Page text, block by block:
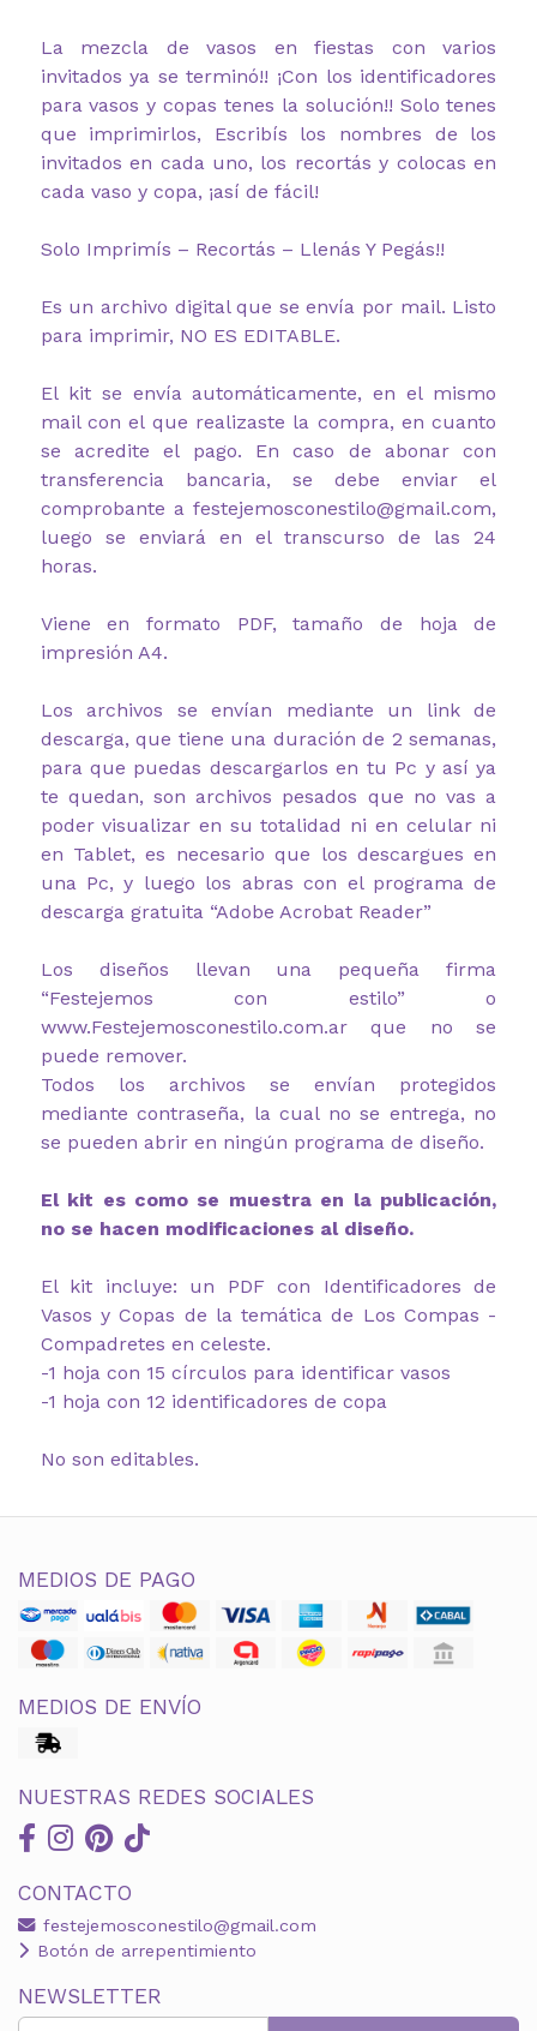
La mezcla de vasos en fiestas con varios
invitados ya se terminó!! ¡Con los identificadores
para vasos y copas tenes la solución!! Solo tenes
que imprimirlos, Escribís los nombres de los
invitados en cada uno, los recortás y colocas en
cada vaso y copa, ¡así de fácil!
Solo Imprimís – Recortás – Llenás Y Pegás!!
Es un archivo digital que se envía por mail. Listo
para imprimir, NO ES EDITABLE.
El kit se envía automáticamente, en el mismo
mail con el que realizaste la compra, en cuanto
se acredite el pago. En caso de abonar con
transferencia bancaria, se debe enviar el
comprobante a festejemosconestilo@gmail.com,
luego se enviará en el transcurso de las 24
horas.
Viene en formato PDF, tamaño de hoja de
impresión A4.
Los archivos se envían mediante un link de
descarga, que tiene una duración de 2 semanas,
para que puedas descargarlos en tu Pc y así ya
te quedan, son archivos pesados que no vas a
poder visualizar en su totalidad ni en celular ni
en Tablet, es necesario que los descargues en
una Pc, y luego los abras con el programa de
descarga gratuita “Adobe Acrobat Reader”
Los diseños llevan una pequeña firma
“Festejemos con estilo” o
www.Festejemosconestilo.com.ar que no se
puede remover.
Todos los archivos se envían protegidos
mediante contraseña, la cual no se entrega, no
se pueden abrir en ningún programa de diseño.
El kit es como se muestra en la publicación,
no se hacen modificaciones al diseño.
El kit incluye: un PDF con Identificadores de
Vasos y Copas de la temática de Los Compas -
Compadretes en celeste.
-1 hoja con 15 círculos para identificar vasos
-1 hoja con 12 identificadores de copa
No son editables.
MEDIOS DE PAGO
MEDIOS DE ENVÍO
NUESTRAS REDES SOCIALES
CONTACTO
festejemosconestilo@gmail.com
Botón de arrepentimiento
NEWSLETTER